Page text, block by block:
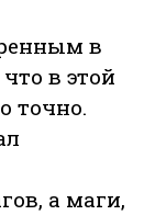
в
в этой
точно.
а маги,